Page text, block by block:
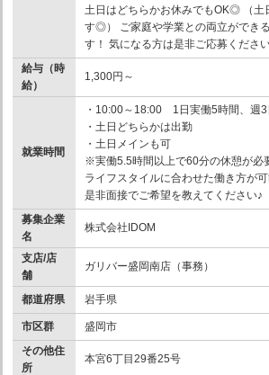
土日はどちらかお休みでもOK◎ （土
す◎） ご家庭や学業との両立ができ
す！ 気になる方は是非ご応募ください
給与（時
給）
1,300円～
就業時間
・10:00～18:00 1日実働5時間、週3
・土日どちらかは出勤
・土日メインも可
※実働5.5時間以上で60分の休憩が必
ライフスタイルに合わせた働き方が可
是非面接でご希望を教えてください♪
募集企業
名
株式会社IDOM
支店/店
舗
ガリバー盛岡南店（事務）
都道府県 岩手県
市区群
盛岡市
その他住
所
本宮6丁目29番25号